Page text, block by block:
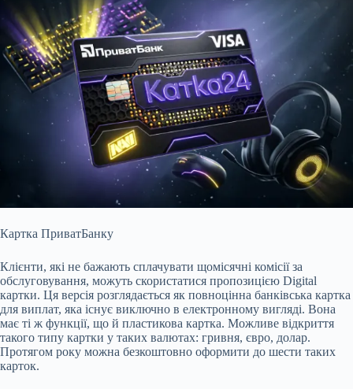
Картка ПриватБанку
Клієнти, які не бажають сплачувати щомісячні комісії за
обслуговування, можуть скористатися пропозицією Digital
картки. Ця версія розглядається як повноцінна банківська картка
для виплат, яка існує виключно в електронному вигляді. Вона
має ті ж функції, що й пластикова картка. Можливе відкриття
такого типу картки у таких валютах: гривня, євро, долар.
Протягом року можна безкоштовно оформити до шести таких
карток.